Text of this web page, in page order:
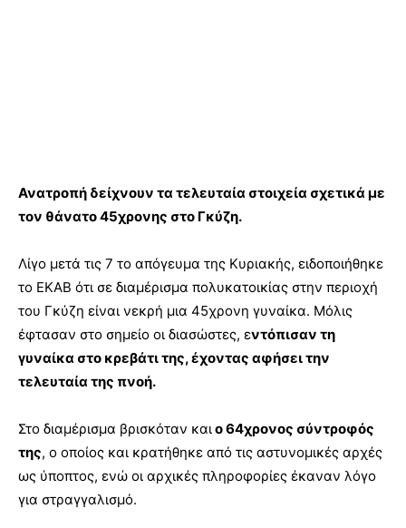
Ανατροπή δείχνουν τα τελευταία στοιχεία σχετικά με
τον θάνατο 45χρονης στο Γκύζη.
Λίγο μετά τις 7 το απόγευμα της Κυριακής, ειδοποιήθηκε
το ΕΚΑΒ ότι σε διαμέρισμα πολυκατοικίας στην περιοχή
του Γκύζη είναι νεκρή μια 45χρονη γυναίκα. Μόλις
έφτασαν στο σημείο οι διασώστες, εντόπισαν τη
γυναίκα στο κρεβάτι της, έχοντας αφήσει την
τελευταία της πνοή.
Στο διαμέρισμα βρισκόταν καιο 64χρονος σύντροφός
της, ο οποίος και κρατήθηκε από τις αστυνομικές αρχές
ως ύποπτος, ενώ οι αρχικές πληροφορίες έκαναν λόγο
για στραγγαλισμό.